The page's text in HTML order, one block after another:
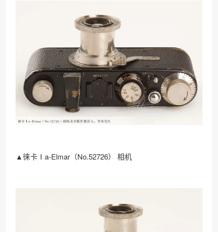
▲徕卡Ⅰa-Elmar（No.52726） 相机